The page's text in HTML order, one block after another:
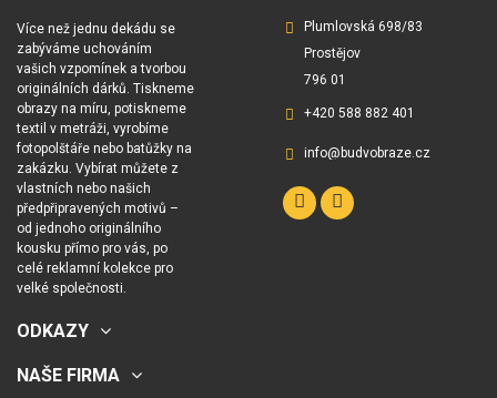
Více než jednu dekádu se
zabýváme uchováním
vašich vzpomínek a tvorbou
originálních dárků. Tiskneme
obrazy na míru, potiskneme
textil v metráži, vyrobíme
fotopolštáře nebo batůžky na
zakázku. Vybírat můžete z
vlastních nebo našich
předpřipravených motivů –
od jednoho originálního
kousku přímo pro vás, po
celé reklamní kolekce pro
velké společnosti.
Plumlovská 698/83
Prostějov
796 01
+420 588 882 401
info@budvobraze.cz
ODKAZY
NAŠE FIRMA